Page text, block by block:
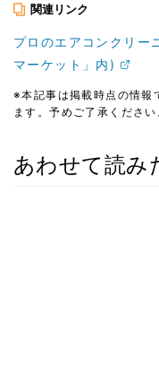
関連リンク
プロのエアコンクリー
マーケット」内)
※本記事は掲載時点の情報
ます。予めご了承ください
あわせて読み